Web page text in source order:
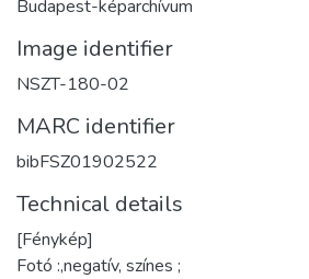
Budapest-képarchívum
Image identifier
NSZT-180-02
MARC identifier
bibFSZ01902522
Technical details
[Fénykép]
Fotó :,negatív, színes ;